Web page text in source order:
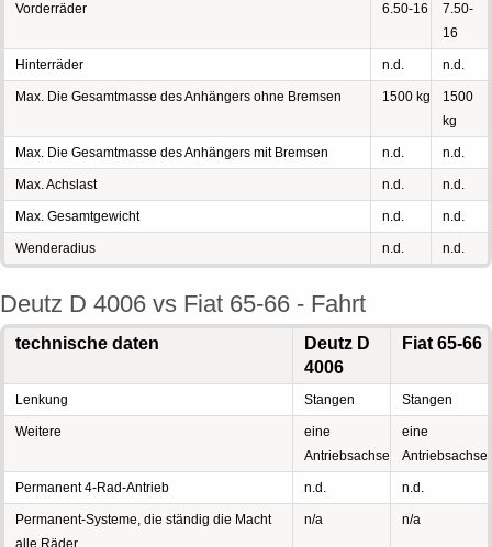
Vorderräder 6.50-16
7.50-
16
Hinterräder n.d. n.d.
Max. Die Gesamtmasse des Anhängers ohne Bremsen 1500 kg
1500
kg
Max. Die Gesamtmasse des Anhängers mit Bremsen n.d. n.d.
Max. Achslast n.d. n.d.
Max. Gesamtgewicht n.d. n.d.
Wenderadius n.d. n.d.
Deutz D 4006 vs Fiat 65-66 - Fahrt
technische daten
Deutz D
4006
Fiat 65-66
Lenkung Stangen Stangen
Weitere
eine
Antriebsachse
eine
Antriebsachse
Permanent 4-Rad-Antrieb n.d. n.d.
Permanent-Systeme, die ständig die Macht
alle Räder
n/a n/a